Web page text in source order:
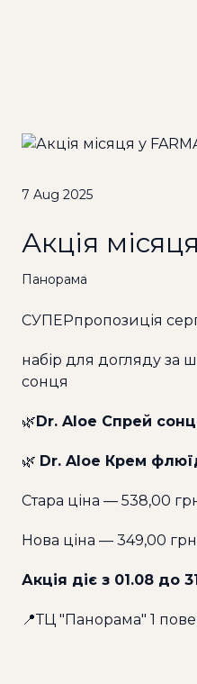
7 Aug 2025
Акція
Панорама
СУПЕРпропозиція
набір для догляду за
сонця
🌿 Dr. Aloe Спрей
🌿 Dr. Aloe Крем
Стара ціна — 538,00
Нова ціна — 349,00 грн
Акція діє з 01.08 до
📍ТЦ "Панорама" 1